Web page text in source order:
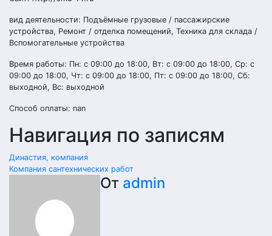
вид деятельности: Подъёмные грузовые / пассажирские
устройства, Ремонт / отделка помещений, Техника для склада /
Вспомогательные устройства
Время работы: Пн: с 09:00 до 18:00, Вт: с 09:00 до 18:00, Ср: с
09:00 до 18:00, Чт: с 09:00 до 18:00, Пт: с 09:00 до 18:00, Сб:
выходной, Вс: выходной
Способ оплаты: nan
Навигация по записям
Династия, компания
Компания сантехнических работ
От admin